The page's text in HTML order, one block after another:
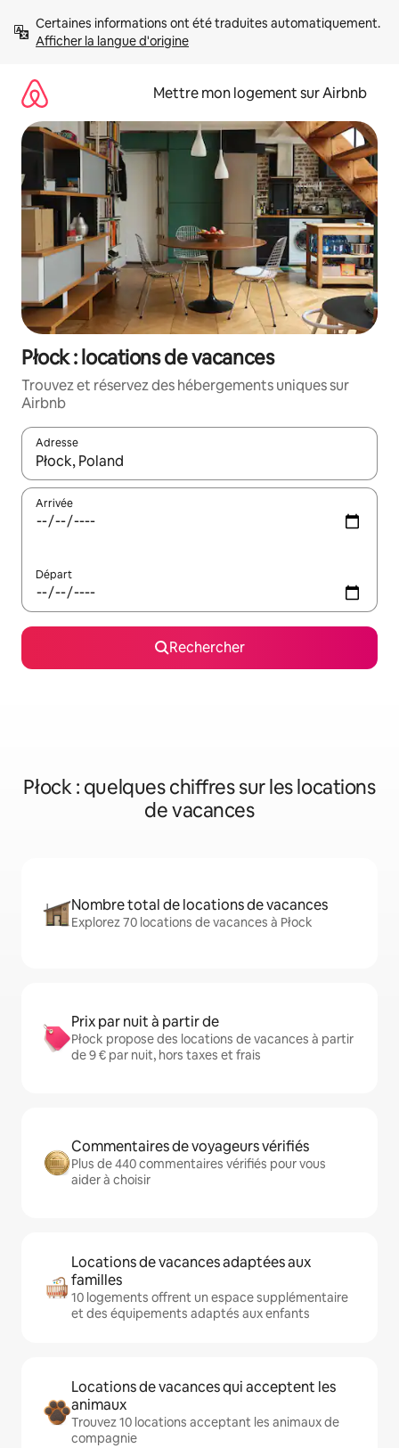
directement
Afficher la langue d'origine
Mettre mon logement sur Airbnb
Płock : locations de vacances
Trouvez et réservez des hébergements uniques sur
Airbnb
Adresse
Lorsque les résultats s'affichent, utilisez les flèches vers le
Arrivée
Départ
Rechercher
Płock : quelques chiffres sur les locations
de vacances
Nombre total de locations de vacances
Explorez 70 locations de vacances à Płock
Prix par nuit à partir de
Płock propose des locations de vacances à partir
de 9 € par nuit, hors taxes et frais
Commentaires de voyageurs vérifiés
Plus de 440 commentaires vérifiés pour vous
aider à choisir
Locations de vacances adaptées aux
familles
10 logements offrent un espace supplémentaire
et des équipements adaptés aux enfants
Locations de vacances qui acceptent les
animaux
Trouvez 10 locations acceptant les animaux de
compagnie